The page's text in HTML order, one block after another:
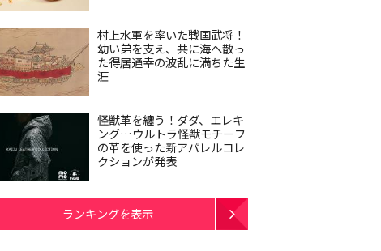
村上水軍を率いた戦国武将！
幼い弟を支え、共に海へ散っ
た得居通幸の波乱に満ちた生
涯
怪獣革を纏う！ダダ、エレキ
ング…ウルトラ怪獣モチーフ
の革を使った新アパレルコレ
クションが発表
ランキングを表示